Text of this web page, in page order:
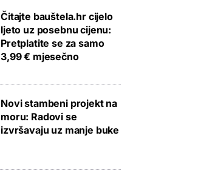
Čitajte bauštela.hr cijelo
ljeto uz posebnu cijenu:
Pretplatite se za samo
3,99 € mjesečno
Novi stambeni projekt na
moru: Radovi se
izvršavaju uz manje buke